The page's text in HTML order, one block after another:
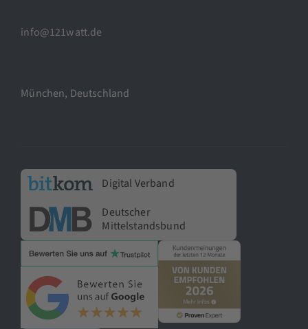
info@121watt.de
München, Deutschland
Digital Verband
Deutscher
Mittelstandsbund